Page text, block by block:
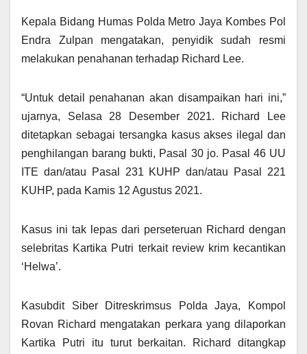
Kepala Bidang Humas Polda Metro Jaya Kombes Pol
Endra Zulpan mengatakan, penyidik sudah resmi
melakukan penahanan terhadap Richard Lee.
“Untuk detail penahanan akan disampaikan hari ini,”
ujarnya, Selasa 28 Desember 2021. Richard Lee
ditetapkan sebagai tersangka kasus akses ilegal dan
penghilangan barang bukti, Pasal 30 jo. Pasal 46 UU
ITE dan/atau Pasal 231 KUHP dan/atau Pasal 221
KUHP, pada Kamis 12 Agustus 2021.
Kasus ini tak lepas dari perseteruan Richard dengan
selebritas Kartika Putri terkait review krim kecantikan
‘Helwa’.
Kasubdit Siber Ditreskrimsus Polda Jaya, Kompol
Rovan Richard mengatakan perkara yang dilaporkan
Kartika Putri itu turut berkaitan. Richard ditangkap